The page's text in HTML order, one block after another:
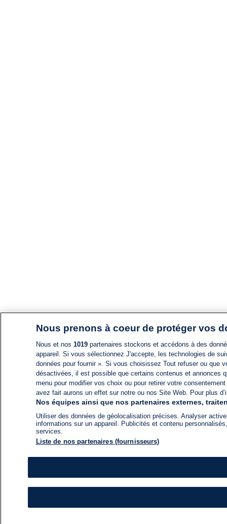
Nous prenons à coeur de protéger vos
Nous et nos 1019partenaires stockons et accédons à des
appareil. Si vous sélectionnez J'accepte, les technologies de
données pour fournir ». Si vous choisissez Tout refuser ou
désactivées, il est possible que certains contenus et annonces
menu pour modifier vos choix ou pour retirer votre
avez fait aurons un effet sur notre ou nos Site Web. Pour plus
Nos équipes ainsi que nos partenaires externes,
Utiliser des données de géolocalisation précises. Analyser
informations sur un appareil. Publicités et contenu
services.
Liste de nos partenaires (fournisseurs)